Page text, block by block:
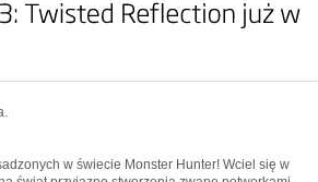
w świecie Monster Hunter! Wciel się w